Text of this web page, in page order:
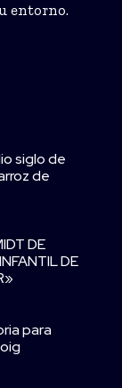
entorno.
siglo de
de
DE
DE
para